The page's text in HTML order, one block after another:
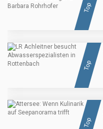
Top
Top
Top